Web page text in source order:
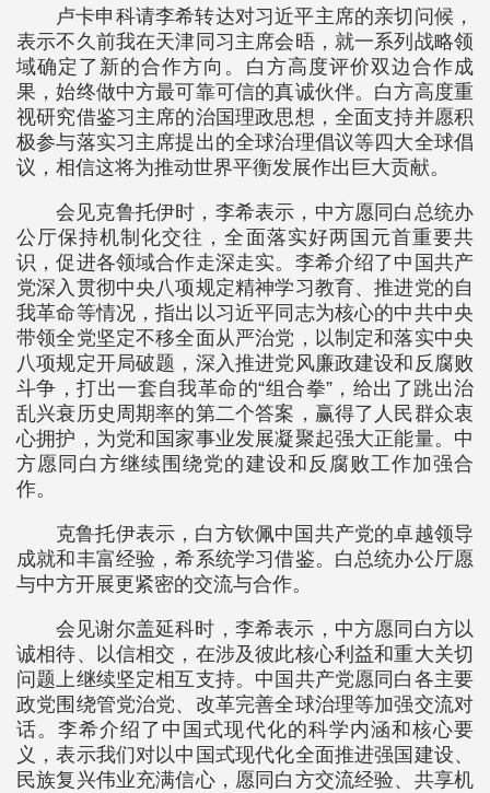
卢卡申科请李希转达对习近平主席的亲切问候，
表示不久前我在天津同习主席会晤，就一系列战略领
域确定了新的合作方向。白方高度评价双边合作成
果，始终做中方最可靠可信的真诚伙伴。白方高度重
视研究借鉴习主席的治国理政思想，全面支持并愿积
极参与落实习主席提出的全球治理倡议等四大全球倡
议，相信这将为推动世界平衡发展作出巨大贡献。
会见克鲁托伊时，李希表示，中方愿同白总统办
公厅保持机制化交往，全面落实好两国元首重要共
识，促进各领域合作走深走实。李希介绍了中国共产
党深入贯彻中央八项规定精神学习教育、推进党的自
我革命等情况，指出以习近平同志为核心的中共中央
带领全党坚定不移全面从严治党，以制定和落实中央
八项规定开局破题，深入推进党风廉政建设和反腐败
斗争，打出一套自我革命的“组合拳”，给出了跳出治
乱兴衰历史周期率的第二个答案，赢得了人民群众衷
心拥护，为党和国家事业发展凝聚起强大正能量。中
方愿同白方继续围绕党的建设和反腐败工作加强合
作。
克鲁托伊表示，白方钦佩中国共产党的卓越领导
成就和丰富经验，希系统学习借鉴。白总统办公厅愿
与中方开展更紧密的交流与合作。
会见谢尔盖延科时，李希表示，中方愿同白方以
诚相待、以信相交，在涉及彼此核心利益和重大关切
问题上继续坚定相互支持。中国共产党愿同白各主要
政党围绕管党治党、改革完善全球治理等加强交流对
话。李希介绍了中国式现代化的科学内涵和核心要
义，表示我们对以中国式现代化全面推进强国建设、
民族复兴伟业充满信心，愿同白方交流经验、共享机